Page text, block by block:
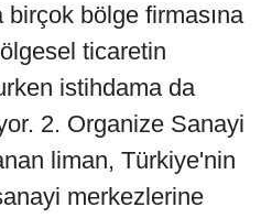
birçok bölge firmasına
ticaretin
istihdama da
2. Organize Sanayi
liman, Türkiye'nin
merkezlerine